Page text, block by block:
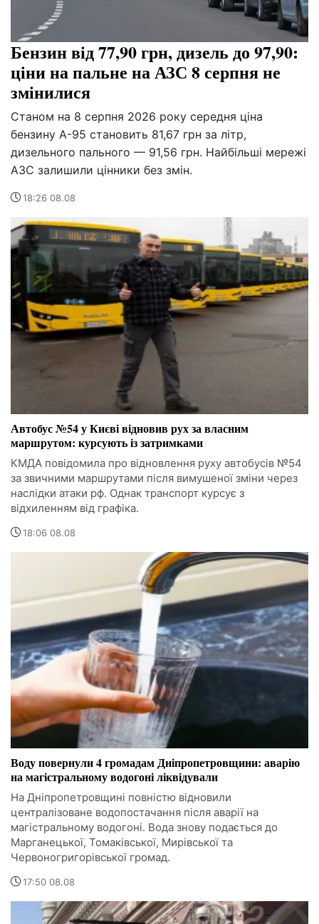
Бензин від 77,90 грн, дизель до 97,90:
ціни на пальне на АЗС 8 серпня не
змінилися
Станом на 8 серпня 2026 року середня ціна
бензину А-95 становить 81,67 грн за літр,
дизельного пального — 91,56 грн. Найбільші мережі
АЗС залишили цінники без змін.
18:26 08.08
Автобус №54 у Києві відновив рух за власним
маршрутом: курсують із затримками
КМДА повідомила про відновлення руху автобусів №54
за звичними маршрутами після вимушеної зміни через
наслідки атаки рф. Однак транспорт курсує з
відхиленням від графіка.
18:06 08.08
Воду повернули 4 громадам Дніпропетровщини: аварію
на магістральному водогоні ліквідували
На Дніпропетровщині повністю відновили
централізоване водопостачання після аварії на
магістральному водогоні. Вода знову подається до
Марганецької, Томаківської, Мирівської та
Червоногригорівської громад.
17:50 08.08